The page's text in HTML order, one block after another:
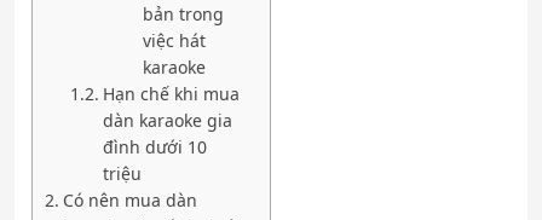
bản trong
việc hát
karaoke
Hạn chế khi mua
dàn karaoke gia
đình dưới 10
triệu
Có nên mua dàn